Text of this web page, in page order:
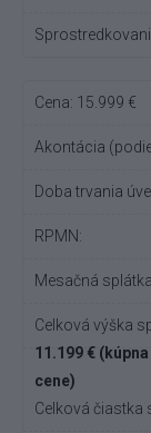
Cena: 15.999 €
Akontácia
Doba trvania
RPMN:
Mesačná
Celková výška
11.199 €
cene)
Celková čiastka